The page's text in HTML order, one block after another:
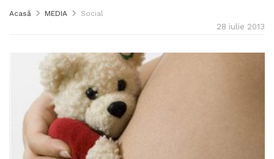
Acasă MEDIA Social
28 iulie 2013